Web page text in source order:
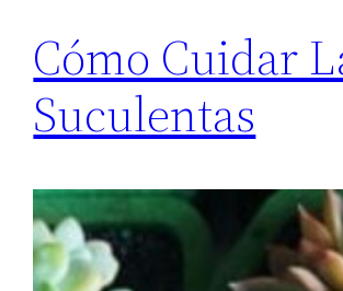
Cómo Cuidar
Suculentas